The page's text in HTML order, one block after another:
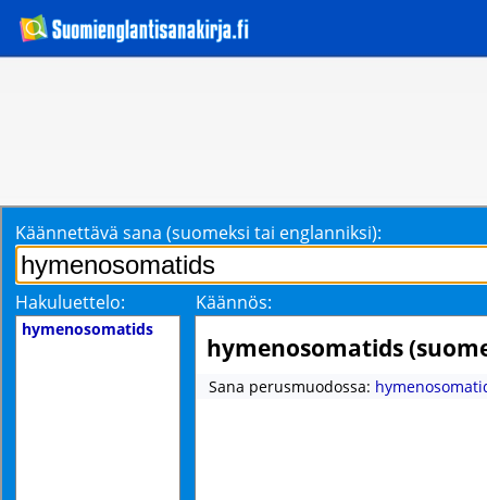
Käännettävä sana (suomeksi tai englanniksi):
Hakuluettelo: Käännös:
hymenosomatids
hymenosomatids
Sana perusmuodossa: